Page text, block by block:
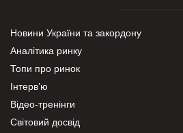
Новини України та закордону
Аналітика ринку
Топи про ринок
Інтерв’ю
Відео-тренінги
Світовий досвід